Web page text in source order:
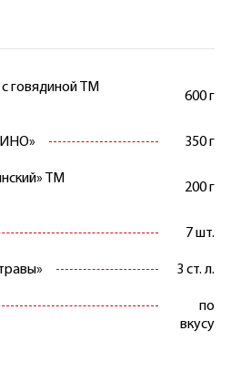
с говядиной ТМ
600 г
350 г
ТМ
200 г
7 шт.
3 ст. л.
по
вкусу